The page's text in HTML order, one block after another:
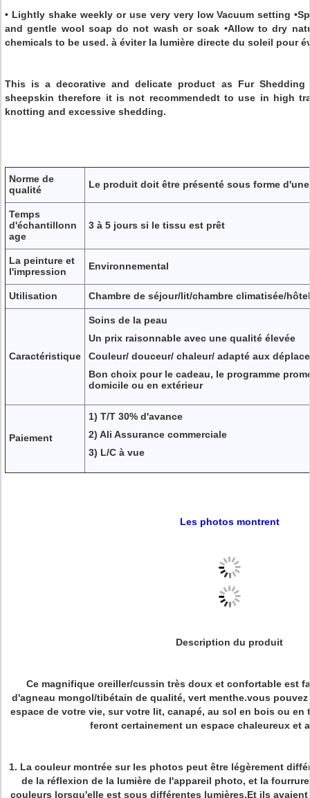
• Lightly shake weekly or use very very low Vacuum setting
and gentle wool soap do not wash or soak •Allow to dry
chemicals to be used. à éviter la lumière directe du soleil pour
This is a decorative and delicate product as Fur
sheepskin therefore it is not recommendedt to use in high
knotting and excessive shedding.
Norme de
qualité
Le produit doit être présenté sous forme
Temps
d'échantillonn
age
3 à 5 jours si le tissu est prêt
La peinture et
l'impression
Environnemental
Utilisation Chambre de séjour/lit/chambre climatisée/
Caractéristique
Soins de la peau
Un prix raisonnable avec une qualité élevée
Couleur/ douceur/ chaleur/ adapté aux
Bon choix pour le cadeau, le programme
domicile ou en extérieur
Paiement
1) T/T 30% d'avance
2) Ali Assurance commerciale
3) L/C à vue
Les photos montrent
Description du produit
Ce magnifique oreiller/cussin très doux et confortable est
d'agneau mongol/tibétain de qualité, vert menthe.vous
espace de votre vie, sur votre lit, canapé, au sol en bois ou
feront certainement un espace chaleureux et
1. La couleur montrée sur les photos peut être légèrement
de la réflexion de la lumière de l'appareil photo, et la
couleurs lorsqu'elle est sous différentes lumières,Et ils